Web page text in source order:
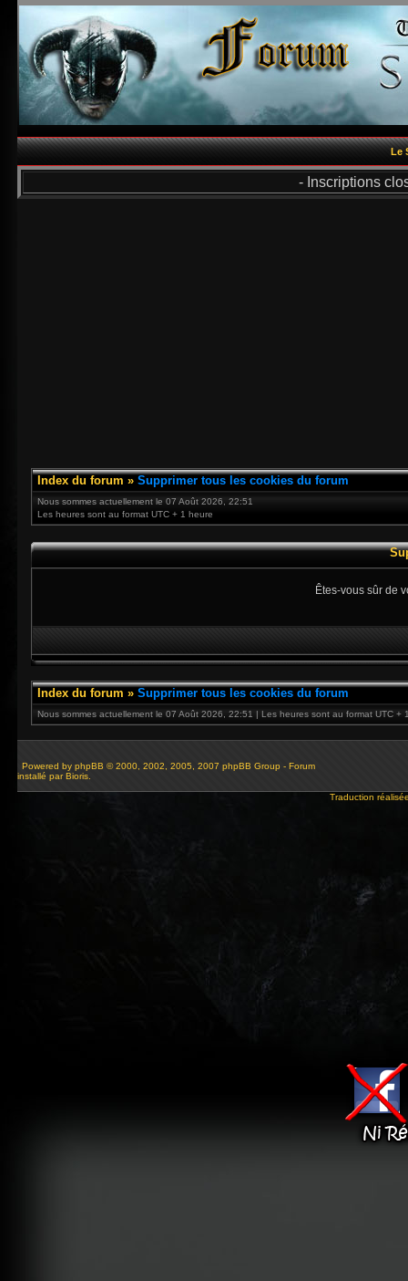
Le
- Inscriptions
Index du forum » Supprimer tous les cookies du forum
Nous sommes actuellement le 07 Août 2026, 22:51
Les heures sont au format UTC + 1 heure
Êtes-vous sûr de
Index du forum » Supprimer tous les cookies du forum
Nous sommes actuellement le 07 Août 2026, 22:51 | Les heures sont au format UTC +
Powered by phpBB © 2000, 2002, 2005, 2007 phpBB Group - Forum
installé par Bioris.
Traduction